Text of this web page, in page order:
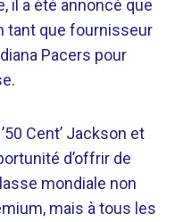
il a été annoncé que
tant que fournisseur
Pacers pour
Cent’ Jackson et
d’offrir de
mondiale non
mais à tous les